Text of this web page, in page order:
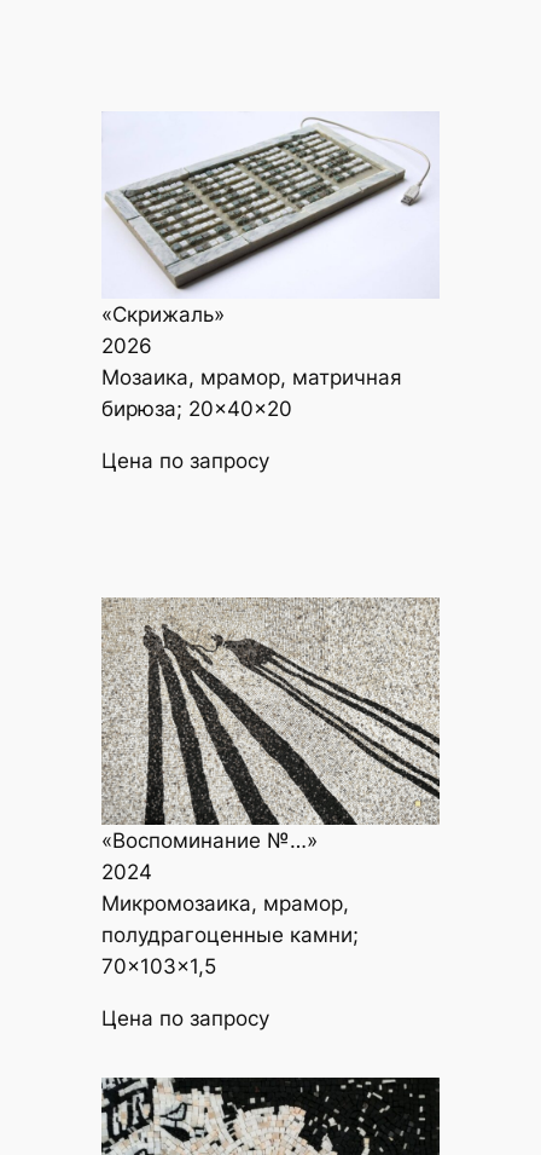
«Скрижаль»
2026
Мозаика, мрамор, матричная
бирюза; 20×40×20
Цена по запросу
«Воспоминание №…»
2024
Микромозаика, мрамор,
полудрагоценные камни;
70×103×1,5
Цена по запросу